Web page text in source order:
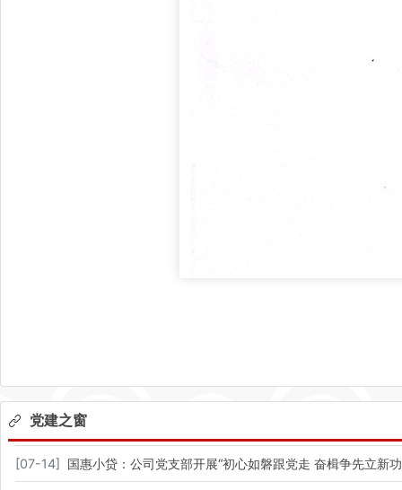
党建之窗
[07-14] 国惠小贷：公司党支部开展“初心如磐跟党走 奋楫争先立